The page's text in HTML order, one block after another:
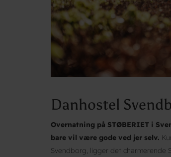
Danhostel
Overnatning på STØBERIET i
bare vil være gode ved jer selv.
Svendborg, ligger det charmerende